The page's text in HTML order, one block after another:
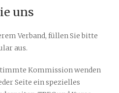
uns
Verband, füllen Sie bitte
aus.
Kommission wenden
Seite ein spezielles